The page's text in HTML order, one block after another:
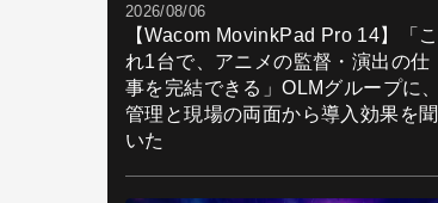
2026/08/06
【Wacom MovinkPad Pro 14】「こ
れ1台で、アニメの監督・演出の仕
事を完結できる」OLMグループに、
管理と現場の両面から導入効果を聞
いた